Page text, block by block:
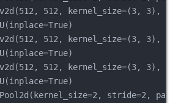
512, kernel_size=(3, 3),
512, kernel_size=(3, 3),
512, kernel_size=(3, 3),
stride=2,